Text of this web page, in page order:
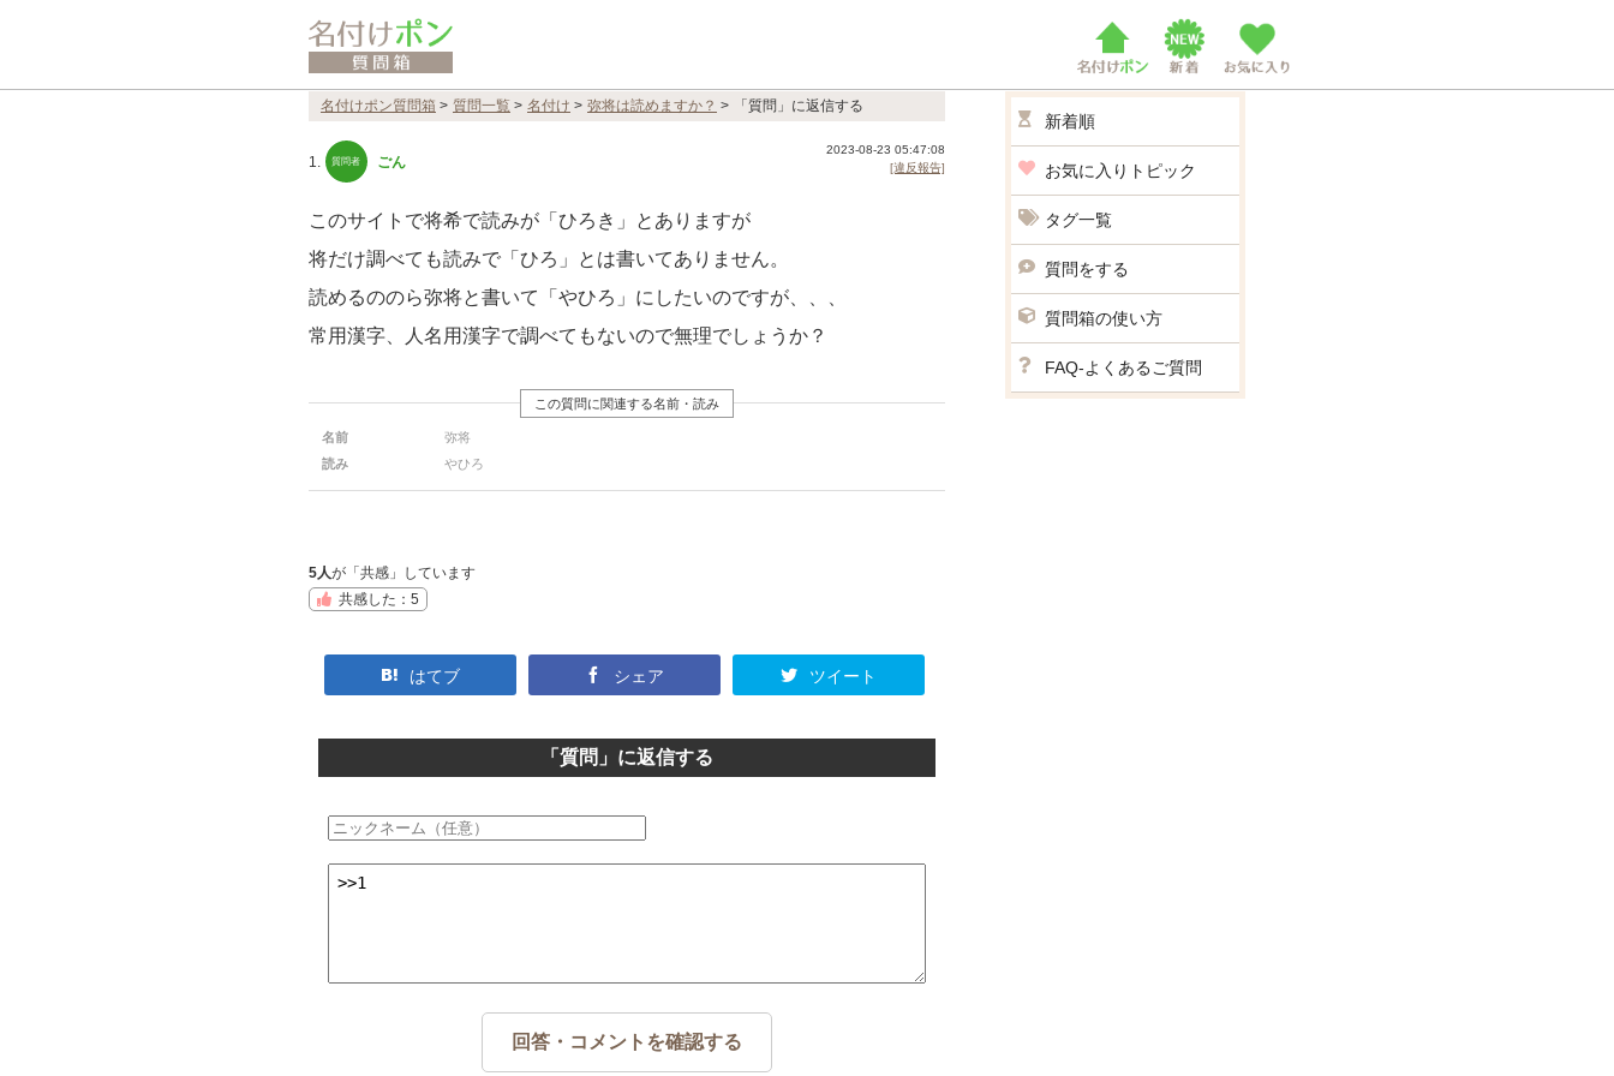
名付けポン質問箱 > 質問一覧 > 名付け > 弥将は読めますか？ > 「質問」に返信する
1. ごん
2023-08-23 05:47:08
[違反報告]
このサイトで将希で読みが「ひろき」とありますが
将だけ調べても読みで「ひろ」とは書いてありません。
読めるののら弥将と書いて「やひろ」にしたいのですが、、、
常用漢字、人名用漢字で調べてもないので無理でしょうか？
この質問に関連する名前・読み
名前
弥将
読み
やひろ
5人が「共感」しています
共感した：5
はてブ シェア ツイート
「質問」に返信する
回答・コメントを確認する
新着順
お気に入りトピック
タグ一覧
質問をする
質問箱の使い方
FAQ-よくあるご質問